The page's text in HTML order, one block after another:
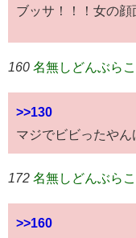
ブッサ！！！女の
160 名無しどんぶらこ
>>130
マジでビビったやん
172 名無しどんぶらこ
>>160